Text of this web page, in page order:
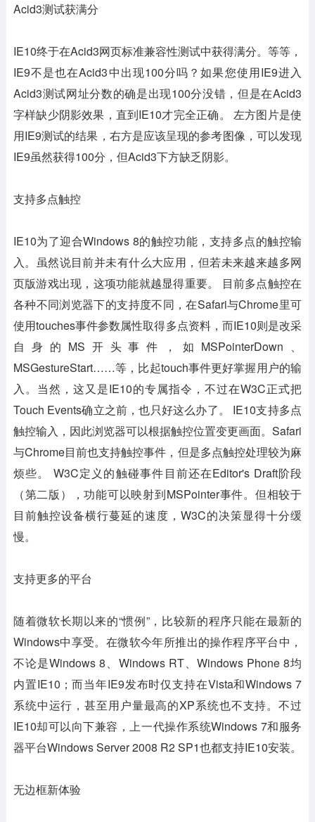
Acid3测试获满分
IE10终于在Acid3网页标准兼容性测试中获得满分。等等，
IE9不是也在Acid3中出现100分吗？如果您使用IE9进入
Acid3测试网址分数的确是出现100分没错，但是在Acid3
字样缺少阴影效果，直到IE10才完全正确。 左方图片是使
用IE9测试的结果，右方是应该呈现的参考图像，可以发现
IE9虽然获得100分，但Acid3下方缺乏阴影。
支持多点触控
IE10为了迎合Windows 8的触控功能，支持多点的触控输
入。虽然说目前并未有什么大应用，但若未来越来越多网
页版游戏出现，这项功能就越显得重要。 目前多点触控在
各种不同浏览器下的支持度不同，在Safari与Chrome里可
使用touches事件参数属性取得多点资料，而IE10则是改采
自身的MS开头事件，如MSPointerDown、
MSGestureStart……等，比起touch事件更好掌握用户的输
入。当然，这又是IE10的专属指令，不过在W3C正式把
Touch Events确立之前，也只好这么办了。 IE10支持多点
触控输入，因此浏览器可以根据触控位置变更画面。Safari
与Chrome目前也支持触控事件，但是多点触控处理较为麻
烦些。 W3C定义的触碰事件目前还在Editor's Draft阶段
（第二版），功能可以映射到MSPointer事件。但相较于
目前触控设备横行蔓延的速度，W3C的决策显得十分缓
慢。
支持更多的平台
随着微软长期以来的“惯例”，比较新的程序只能在最新的
Windows中享受。在微软今年所推出的操作程序平台中，
不论是Windows 8、Windows RT、Windows Phone 8均
内置IE10；而当年IE9发布时仅支持在Vista和Windows 7
系统中运行，甚至用户量最高的XP系统也不支持。不过
IE10却可以向下兼容，上一代操作系统Windows 7和服务
器平台Windows Server 2008 R2 SP1也都支持IE10安装。
无边框新体验